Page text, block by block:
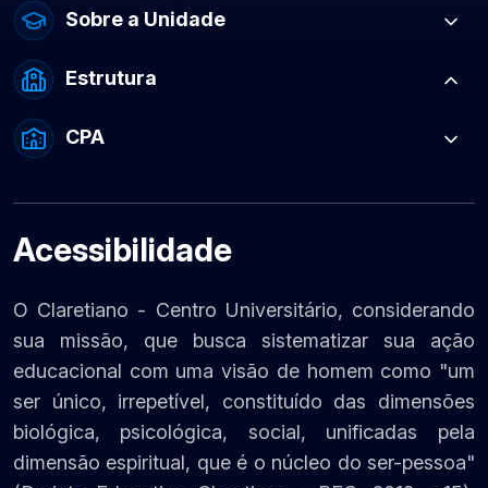
Sobre a Unidade
Estrutura
CPA
Acessibilidade
O Claretiano - Centro Universitário, considerando
sua missão, que busca sistematizar sua ação
educacional com uma visão de homem como "um
ser único, irrepetível, constituído das dimensões
biológica, psicológica, social, unificadas pela
dimensão espiritual, que é o núcleo do ser-pessoa"